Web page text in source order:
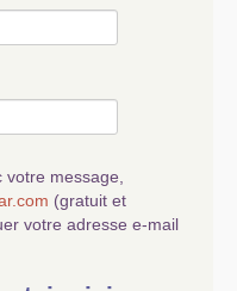
votre message,
(gratuit et
votre adresse e-mail